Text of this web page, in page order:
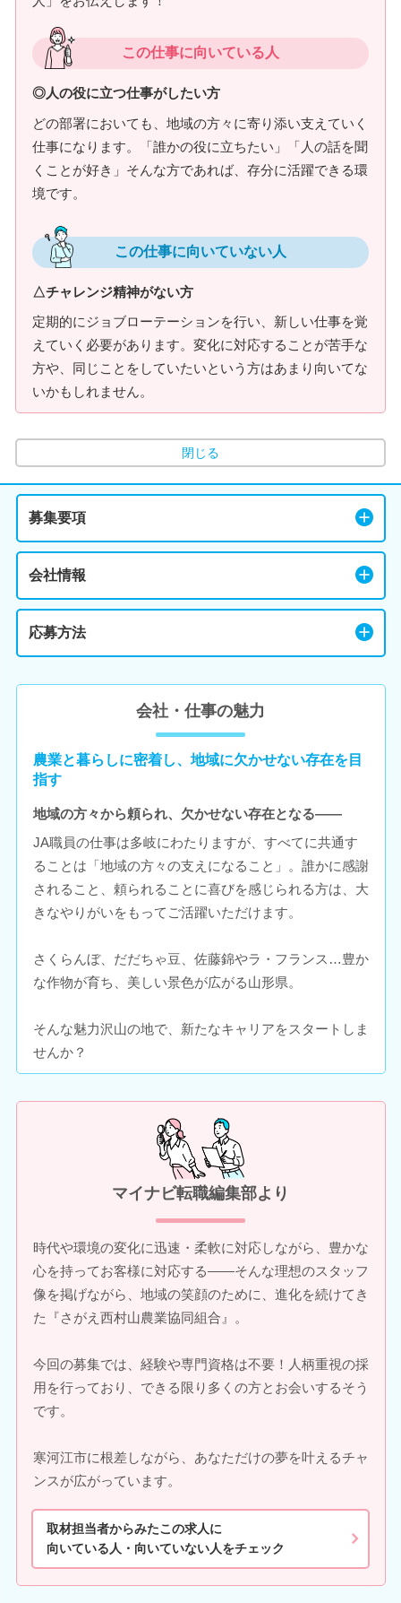
この仕事に向いている人
◎人の役に立つ仕事がしたい方
どの部署においても、地域の方々に寄り添い支えていく
仕事になります。「誰かの役に立ちたい」「人の話を聞
くことが好き」そんな方であれば、存分に活躍できる環
境です。
この仕事に向いていない人
△チャレンジ精神がない方
定期的にジョブローテーションを行い、新しい仕事を覚
えていく必要があります。変化に対応することが苦手な
方や、同じことをしていたいという方はあまり向いてな
いかもしれません。
閉じる
募集要項
会社情報
応募方法
会社・仕事の魅力
農業と暮らしに密着し、地域に欠かせない存在を目
指す
地域の方々から頼られ、欠かせない存在となる――
JA職員の仕事は多岐にわたりますが、すべてに共通す
ることは「地域の方々の支えになること」。誰かに感謝
されること、頼られることに喜びを感じられる方は、大
きなやりがいをもってご活躍いただけます。
さくらんぼ、だだちゃ豆、佐藤錦やラ・フランス…豊か
な作物が育ち、美しい景色が広がる山形県。
そんな魅力沢山の地で、新たなキャリアをスタートしま
せんか？
マイナビ転職編集部より
時代や環境の変化に迅速・柔軟に対応しながら、豊かな
心を持ってお客様に対応する――そんな理想のスタッフ
像を掲げながら、地域の笑顔のために、進化を続けてき
た『さがえ西村山農業協同組合』。
今回の募集では、経験や専門資格は不要！人柄重視の採
用を行っており、できる限り多くの方とお会いするそう
です。
寒河江市に根差しながら、あなただけの夢を叶えるチャ
ンスが広がっています。
取材担当者からみたこの求人に
向いている人・向いていない人をチェック